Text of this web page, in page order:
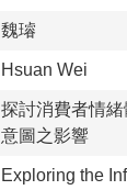
魏璿
Hsuan Wei
探討消費者情
意圖之影響
Exploring the